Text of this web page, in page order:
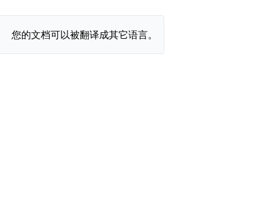
您的文档可以被翻译成其它语言。